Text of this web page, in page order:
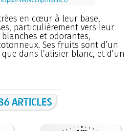
en cœur à leur base,
particulièrement vers leur
et odorantes,
Ses fruits sont d’un
dans l’alisier blanc, et d’un
ARTICLES